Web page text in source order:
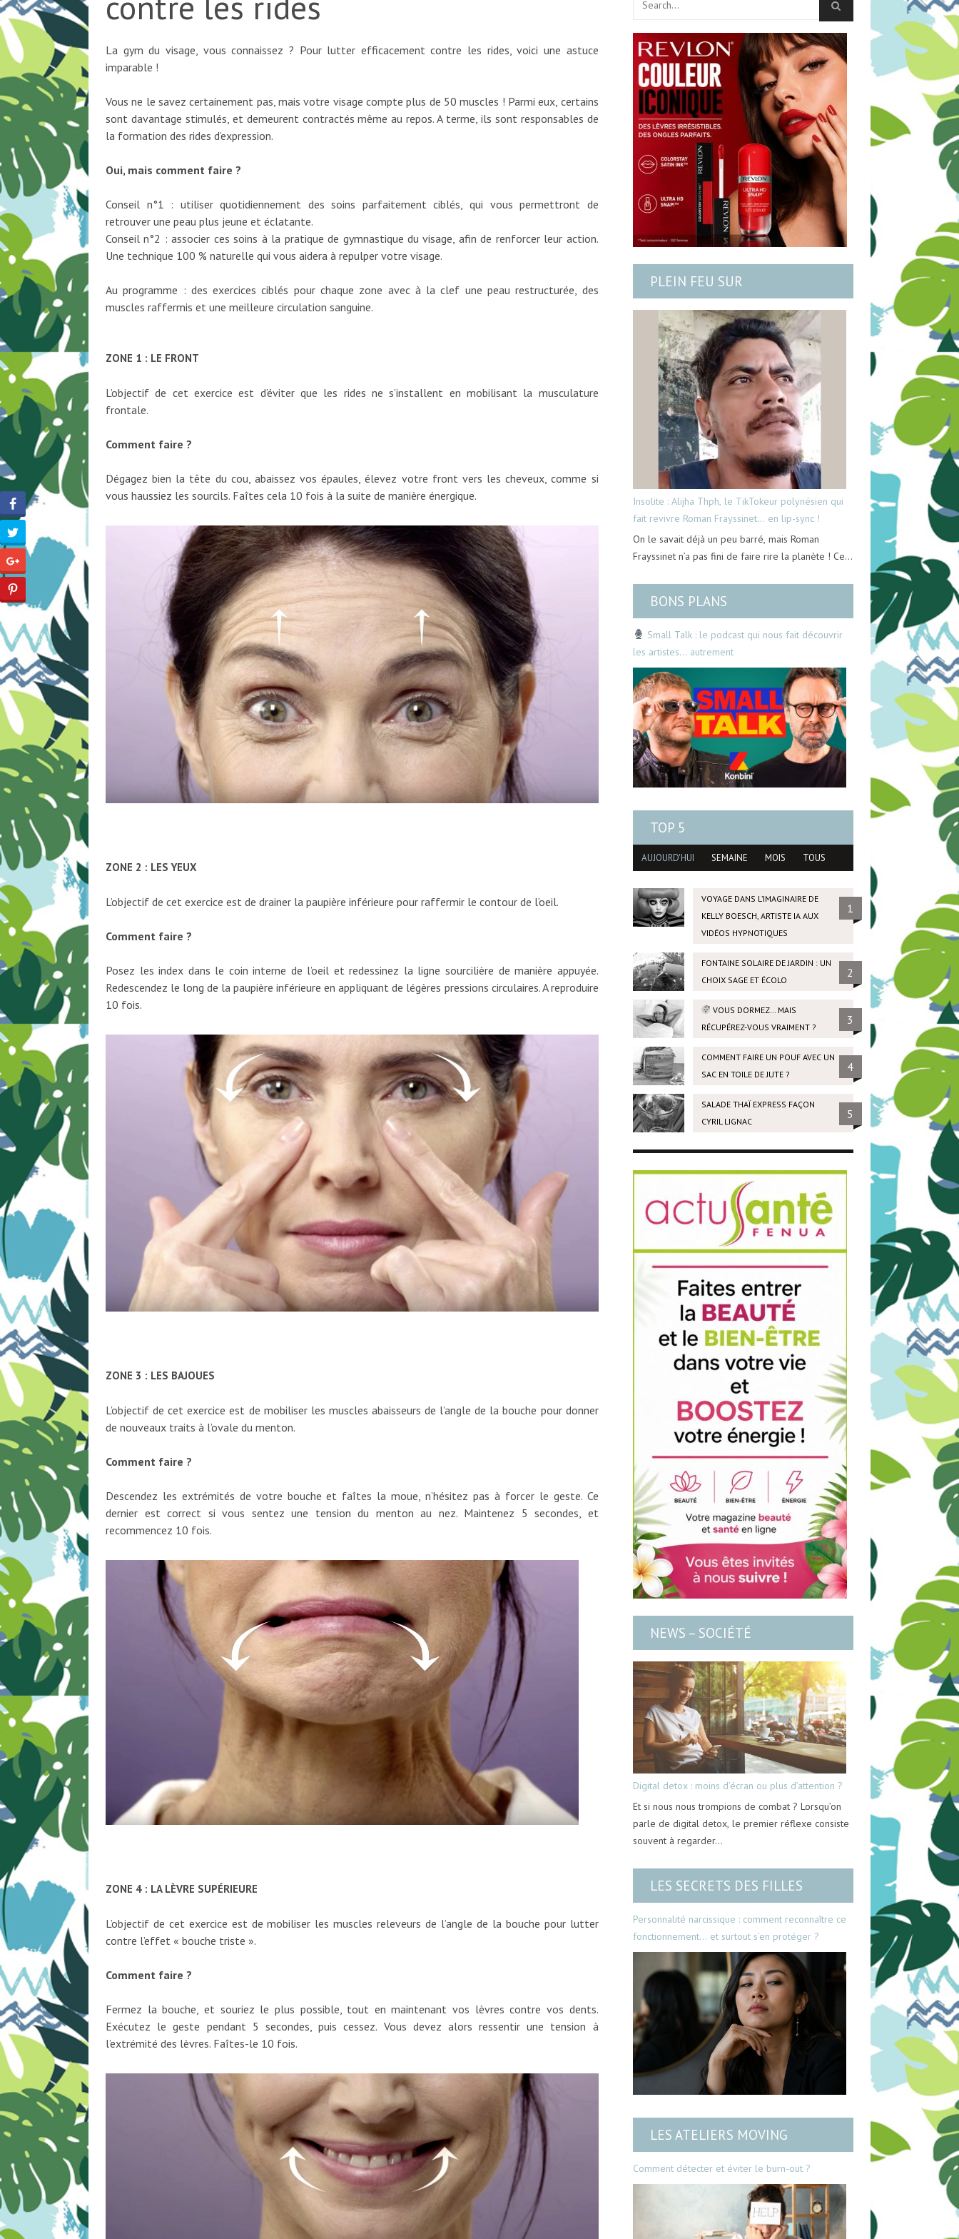
La gym du visage, vous connaissez ? Pour lutter efficacement contre les rides, voici une astuce
imparable !
Vous ne le savez certainement pas, mais votre visage compte plus de 50 muscles ! Parmi eux, certains
sont davantage stimulés, et demeurent contractés même au repos. A terme, ils sont responsables de
la formation des rides d’expression.
Oui, mais comment faire ?
Conseil n°1 : utiliser quotidiennement des soins parfaitement ciblés, qui vous permettront de
retrouver une peau plus jeune et éclatante.
Conseil n°2 : associer ces soins à la pratique de gymnastique du visage, afin de renforcer leur action.
Une technique 100 % naturelle qui vous aidera à repulper votre visage.
Au programme : des exercices ciblés pour chaque zone avec à la clef une peau restructurée, des
muscles raffermis et une meilleure circulation sanguine.
ZONE 1 : LE FRONT
L’objectif de cet exercice est d’éviter que les rides ne s’installent en mobilisant la musculature
frontale.
Comment faire ?
Dégagez bien la tête du cou, abaissez vos épaules, élevez votre front vers les cheveux, comme si
vous haussiez les sourcils. Faîtes cela 10 fois à la suite de manière énergique.
ZONE 2 : LES YEUX
L’objectif de cet exercice est de drainer la paupière inférieure pour raffermir le contour de l’oeil.
Comment faire ?
Posez les index dans le coin interne de l’oeil et redessinez la ligne sourcilière de manière appuyée.
Redescendez le long de la paupière inférieure en appliquant de légères pressions circulaires. A reproduire
10 fois.
ZONE 3 : LES BAJOUES
L’objectif de cet exercice est de mobiliser les muscles abaisseurs de l’angle de la bouche pour donner
de nouveaux traits à l’ovale du menton.
Comment faire ?
Descendez les extrémités de votre bouche et faîtes la moue, n’hésitez pas à forcer le geste. Ce
dernier est correct si vous sentez une tension du menton au nez. Maintenez 5 secondes, et
recommencez 10 fois.
ZONE 4 : LA LÈVRE SUPÉRIEURE
L’objectif de cet exercice est de mobiliser les muscles releveurs de l’angle de la bouche pour lutter
contre l’effet « bouche triste ».
Comment faire ?
Fermez la bouche, et souriez le plus possible, tout en maintenant vos lèvres contre vos dents.
Exécutez le geste pendant 5 secondes, puis cessez. Vous devez alors ressentir une tension à
l’extrémité des lèvres. Faîtes-le 10 fois.
PLEIN FEU SUR
Insolite : Alijha Thph, le TikTokeur polynésien qui
fait revivre Roman Frayssinet… en lip-sync !
On le savait déjà un peu barré, mais Roman
Frayssinet n’a pas fini de faire rire la planète ! Ce…
BONS PLANS
Small Talk : le podcast qui nous fait découvrir
les artistes… autrement
TOP 5
AUJOURD'HUI SEMAINE MOIS TOUS
VOYAGE DANS L’IMAGINAIRE DE
KELLY BOESCH, ARTISTE IA AUX
VIDÉOS HYPNOTIQUES
1
FONTAINE SOLAIRE DE JARDIN : UN
CHOIX SAGE ET ÉCOLO
2
VOUS DORMEZ… MAIS
RÉCUPÉREZ-VOUS VRAIMENT ?
3
COMMENT FAIRE UN POUF AVEC UN
SAC EN TOILE DE JUTE ?
4
SALADE THAÏ EXPRESS FAÇON
CYRIL LIGNAC
5
NEWS – SOCIÉTÉ
Digital detox : moins d’écran ou plus d’attention ?
Et si nous nous trompions de combat ? Lorsqu’on
parle de digital detox, le premier réflexe consiste
souvent à regarder…
LES SECRETS DES FILLES
Personnalité narcissique : comment reconnaître ce
fonctionnement… et surtout s’en protéger ?
LES ATELIERS MOVING
Comment détecter et éviter le burn-out ?